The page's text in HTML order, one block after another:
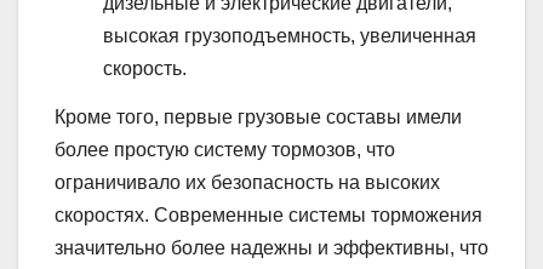
высокая грузоподъемность, увеличенная
скорость.
Кроме того, первые грузовые составы имели
более простую систему тормозов, что
ограничивало их безопасность на высоких
скоростях. Современные системы торможения
значительно более надежны и эффективны, что